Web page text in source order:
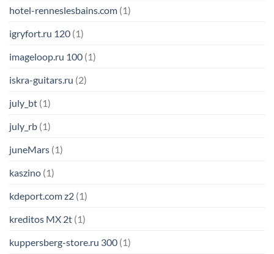
hotel-renneslesbains.com (1)
igryfort.ru 120 (1)
imageloop.ru 100 (1)
iskra-guitars.ru (2)
july_bt (1)
july_rb (1)
juneMars (1)
kaszino (1)
kdeport.com z2 (1)
kreditos MX 2t (1)
kuppersberg-store.ru 300 (1)